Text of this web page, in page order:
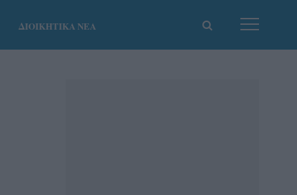
ΔΙΟΙΚΗΤΙΚΑ ΝΕΑ